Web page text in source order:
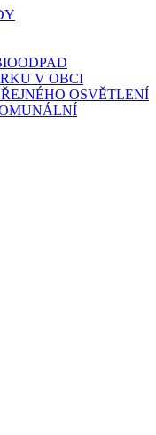
V OBCI
OSVĚTLENÍ